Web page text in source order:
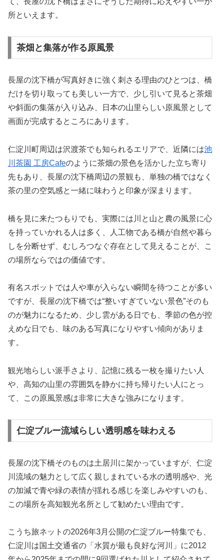
所といえます。
茶畑と集落が作る原風景
長屋の沈下橋が写真好きに強く刺さる理由のひとつは、橋
だけを切り取っても美しい一方で、少し引いて見ると茶畑
や斜面の集落が入り込み、日本の山里らしい原風景として
画面が完成するところにあります。
仁淀川町周辺は沢渡茶でも知られるエリアで、近隣には池
川茶園 工房Cafeのように茶畑の景色を活かした立ち寄り
先もあり、長屋の沈下橋周辺の景観も、単独の橋ではなく
茶の里の空気感と一緒に味わうと印象が深まります。
橋を見に来たつもりでも、実際には川と山と農の風景に心
を持っていかれる人は多く、人工物である橋が自然や暮ら
しを分断せず、むしろつなぐ存在として見えることが、こ
の場所ならではの価値です。
有名スポットでは人や車が入らない瞬間を待つことが多い
ですが、長屋の沈下橋では“整いすぎていない景色”そのも
のが魅力になるため、少し雲がある日でも、季節の色が控
えめな日でも、味のある写真になりやすい傾向がありま
す。
観光地らしい派手さより、記憶に残る一枚を撮りたい人
や、高知の山里の雰囲気を静かに持ち帰りたい人にとっ
て、この原風景感は非常に大きな強みになります。
仁淀ブルー流域らしい透明感を味わえる
長屋の沈下橋そのものは土居川に架かっていますが、仁淀
川流域の魅力として広く親しまれている水の透明感や、光
の加減で青や緑の表情が揺れる感じを楽しみやすいのも、
この場所を高知観光名所として勧めたい理由です。
こうち旅ネットの2026年3月公開の仁淀ブルー特集でも、
仁淀川は国土交通省の「水質が最も良好な河川」に2012